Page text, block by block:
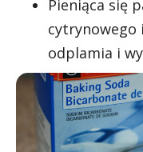
Pieniąca się
cytrynowego
odplamia i